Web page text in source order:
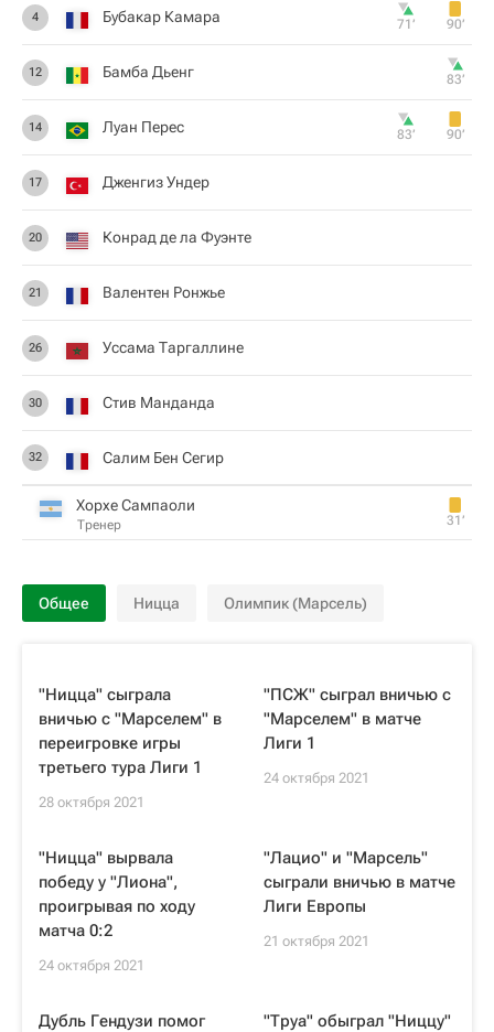
4 Бубакар Камара 71‎’‎ 90‎’‎
12 Бамба Дьенг 83‎’‎
14 Луан Перес 83‎’‎ 90‎’‎
17 Дженгиз Ундер
20 Конрад де ла Фуэнте
21 Валентен Ронжье
26 Уссама Таргаллине
30 Стив Манданда
32 Салим Бен Сегир
Хорхе Сампаоли
Тренер 31‎’‎
Общее Ницца Олимпик (Марсель)
"Ницца" сыграла
вничью с "Марселем" в
переигровке игры
третьего тура Лиги 1
28 октября 2021
"ПСЖ" сыграл вничью с
"Марселем" в матче
Лиги 1
24 октября 2021
"Ницца" вырвала
победу у "Лиона",
проигрывая по ходу
матча 0:2
24 октября 2021
"Лацио" и "Марсель"
сыграли вничью в матче
Лиги Европы
21 октября 2021
Дубль Гендузи помог
"Труа" обыграл "Ниццу"